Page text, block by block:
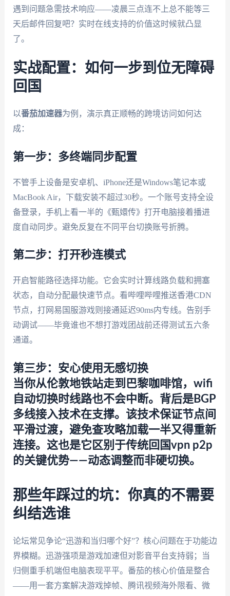
遇到问题急需技术响应——凌晨三点连不上总不能等三
天后邮件回复吧？实时在线支持的价值这时候就凸显
了。
实战配置：如何一步到位无障碍
回国
以番茄加速器为例，演示真正顺畅的跨境访问如何达
成：
第一步：多终端同步配置
不管手上设备是安卓机、iPhone还是Windows笔记本或
MacBook Air，下载安装不超过30秒。一个账号支持全设
备登录，手机上看一半的《甄嬛传》打开电脑接着播进
度自动同步。避免反复在不同平台切换账号折腾。
第二步：打开秒连模式
开启智能路径选择功能。它会实时计算线路负载和拥塞
状态，自动分配最快速节点。看哔哩哔哩推送香港CDN
节点，打网易国服游戏则接通延迟90ms内专线。告别手
动调试——毕竟谁也不想打游戏团战前还得测试五六条
通道。
第三步：安心使用无感切换
当你从伦敦地铁站走到巴黎咖啡馆，wifi
自动切换时线路也不会中断。背后是BGP
多线接入技术在支撑。该技术保证节点间
平滑过渡，避免查攻略加载一半又得重新
连接。这也是它区别于传统回国vpn p2p
的关键优势——动态调整而非硬切换。
那些年踩过的坑：你真的不需要
纠结选谁
论坛常见争论“迅游和当归哪个好”？核心问题在于功能边
界模糊。迅游强项是游戏加速但对影音平台支持弱；当
归侧重手机端但电脑表现平平。番茄的核心价值是整合
——用一套方案解决游戏掉帧、腾讯视频海外限看、微